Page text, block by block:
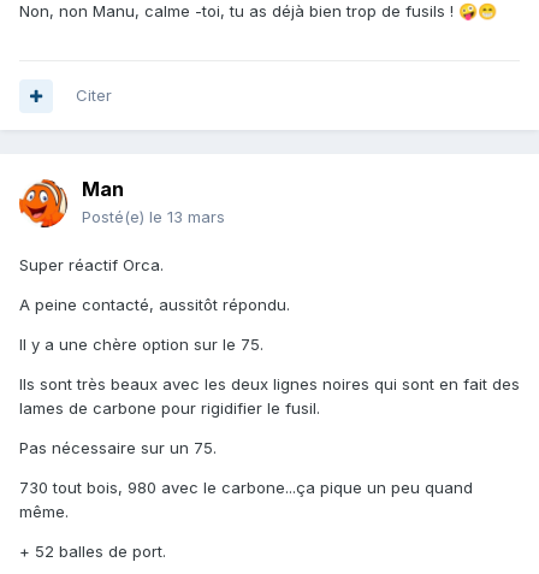
Non, non Manu, calme -toi, tu as déjà bien trop de fusils ! 🤪😁
Citer
Man
Posté(e) le 13 mars
Super réactif Orca.
A peine contacté, aussitôt répondu.
Il y a une chère option sur le 75.
Ils sont très beaux avec les deux lignes noires qui sont en fait des
lames de carbone pour rigidifier le fusil.
Pas nécessaire sur un 75.
730 tout bois, 980 avec le carbone...ça pique un peu quand
même.
+ 52 balles de port.